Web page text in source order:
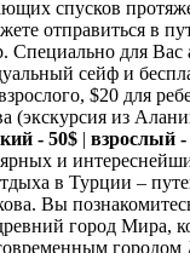
спусков
отправиться в
Специально для Вас
сейф и
$20 для
(экскурсия из
- 50$ | взрослый -
и
в Турции –
Вы
город Мира,